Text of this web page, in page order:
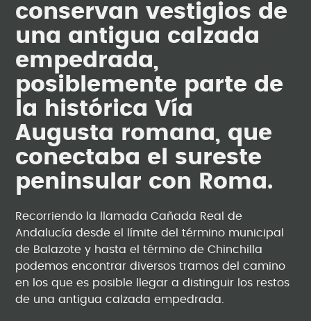
conservan vestigios de
una antigua calzada
empedrada,
posiblemente parte de
la histórica Vía
Augusta romana, que
conectaba el sureste
peninsular con Roma.
Recorriendo la llamada Cañada Real de
Andalucía desde el límite del término municipal
de Balazote y hasta el término de Chinchilla
podemos encontrar diversos tramos del camino
en los que es posible llegar a distinguir los restos
de una antigua calzada empedrada.